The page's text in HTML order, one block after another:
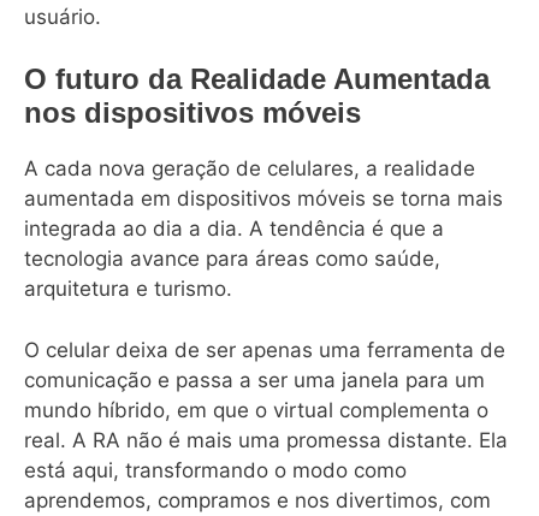
usuário.
O futuro da Realidade Aumentada
nos dispositivos móveis
A cada nova geração de celulares, a realidade
aumentada em dispositivos móveis se torna mais
integrada ao dia a dia. A tendência é que a
tecnologia avance para áreas como saúde,
arquitetura e turismo.
O celular deixa de ser apenas uma ferramenta de
comunicação e passa a ser uma janela para um
mundo híbrido, em que o virtual complementa o
real. A RA não é mais uma promessa distante. Ela
está aqui, transformando o modo como
aprendemos, compramos e nos divertimos, com